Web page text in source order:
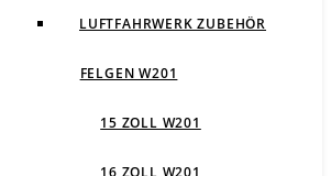
LUFTFAHRWERK ZUBEHÖR
FELGEN W201
15 ZOLL W201
16 ZOLL W201